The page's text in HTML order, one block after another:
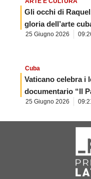
Gli occhi di
gloria dell’arte
25 Giugno 2026
Cuba
Vaticano celebra i
documentario “Il
25 Giugno 2026